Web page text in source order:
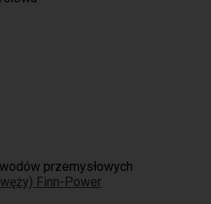
przemysłowych
Finn-Power